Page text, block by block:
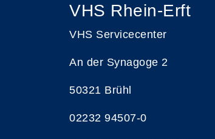
VHS Rhein-Erft
VHS Servicecenter
An der Synagoge 2
50321 Brühl
02232 94507-0